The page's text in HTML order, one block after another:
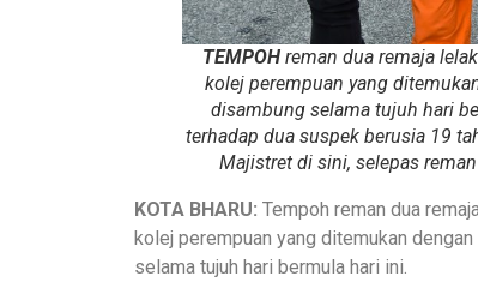
TEMPOH reman dua remaja
kolej perempuan yang
disambung selama tujuh hari
terhadap dua suspek berusia 19
Majistret di sini, selepas
KOTA BHARU: Tempoh reman dua
kolej perempuan yang ditemukan
selama tujuh hari bermula hari ini.